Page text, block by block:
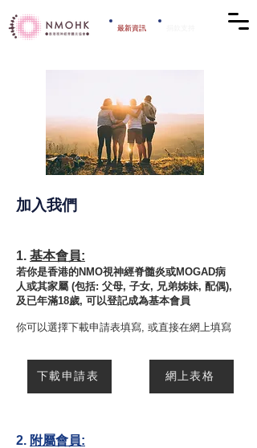
​最新資訊
加入我們
1. 基本會員:
若你是香港的NMO視神經脊髓炎或MOGAD病
人或其家屬 (包括: 父母, 子女, 兄弟姊妹, 配偶),
及已年滿18歲, 可以登記成為基本會員
​你可以選擇下載申請表填寫, 或直接在網上填寫
下載申請表 網上表格
2. 附屬會員: